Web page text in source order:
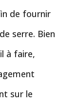
de fournir
serre. Bien
à faire,
sur le